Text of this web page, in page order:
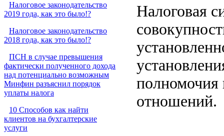
Налоговое законодательство
2019 года, как это было!?
Налоговое законодательство
2018 года, как это было!?
ПСН в случае превышения
фактически полученного дохода
над потенциально возможным
Минфин разъяснил порядок
уплаты налога
10 Способов как найти
клиентов на бухгалтерские
услуги
Налоговая
полномочия
отношений.